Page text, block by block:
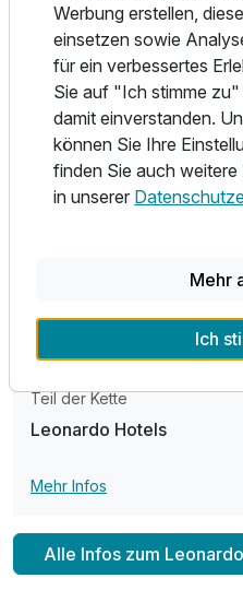
Ausstattung
Zusatznächte
Für 3 Tage
Auf der Terrasse können die
genießen. Abwechslung
darunter ein Fitnessstudio
Die Umgebung
Das komfortable Hotel, das
Landhauses gebaut ist, liegt
Autobahn A1. Das
Restaurants. Öffentliche
Teil der Kette
Leonardo Hotels
Mehr Infos
Alle Infos zum
Werbung erstellen,
einsetzen sowie
für ein verbessertes
Sie auf "Ich stimme zu"
damit einverstanden.
können Sie Ihre
finden Sie auch
in unserer
Mehr
Ich